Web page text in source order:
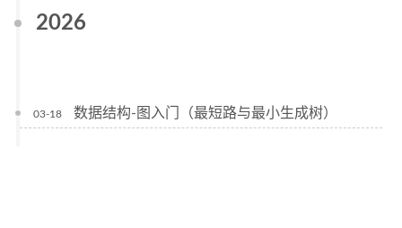
2026
03-18 数据结构-图入门（最短路与最小生成树）